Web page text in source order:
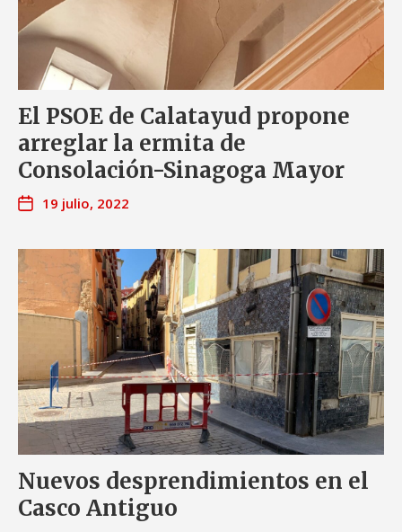
El PSOE de Calatayud propone
arreglar la ermita de
Consolación-Sinagoga Mayor
19 julio, 2022
Nuevos desprendimientos en el
Casco Antiguo